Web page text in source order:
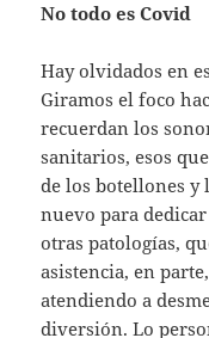
No todo es Covid
Hay olvidados en
Giramos el foco
recuerdan los
sanitarios, esos
de los botellones y
nuevo para
otras patologías,
asistencia, en
atendiendo a
diversión. Lo